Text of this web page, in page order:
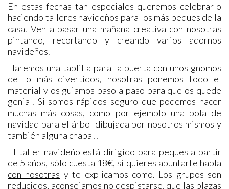
En estas fechas tan especiales queremos celebrarlo
haciendo talleres navideños para los más peques de la
casa. Ven a pasar una mañana creativa con nosotras
pintando, recortando y creando varios adornos
navideños.
Haremos una tablilla para la puerta con unos gnomos
de lo más divertidos, nosotras ponemos todo el
material y os guiamos paso a paso para que os quede
genial. Si somos rápidos seguro que podemos hacer
muchas más cosas, como por ejemplo una bola de
navidad para el árbol dibujada por nosotros mismos y
también alguna chapa!!
El taller navideño está dirigido para peques a partir
de 5 años, sólo cuesta 18€, si quieres apuntarte habla
con nosotras y te explicamos como. Los grupos son
reducidos, aconsejamos no despistarse, que las plazas